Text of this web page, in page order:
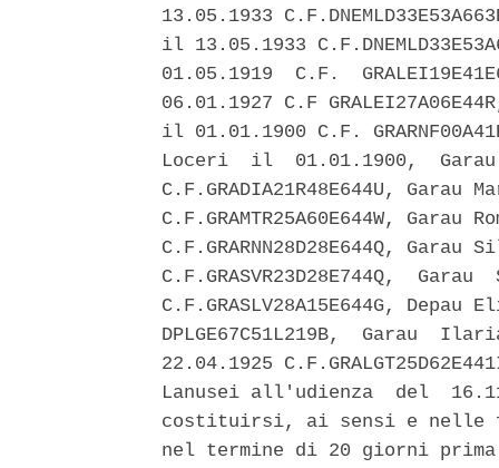
13.05.1933
il 13.05.1933
01.05.1919  C.F.
06.01.1927 C.F
il 01.01.1900 C.F.
Loceri  il  01.01.1900,
C.F.GRADIA21R48E644U,
C.F.GRAMTR25A60E644W,
C.F.GRARNN28D28E644Q,
C.F.GRASVR23D28E744Q,
C.F.GRASLV28A15E644G,
DPLGE67C51L219B,  Garau
22.04.1925
Lanusei all'udienza  del
costituirsi, ai sensi e
nel termine di 20 giorni